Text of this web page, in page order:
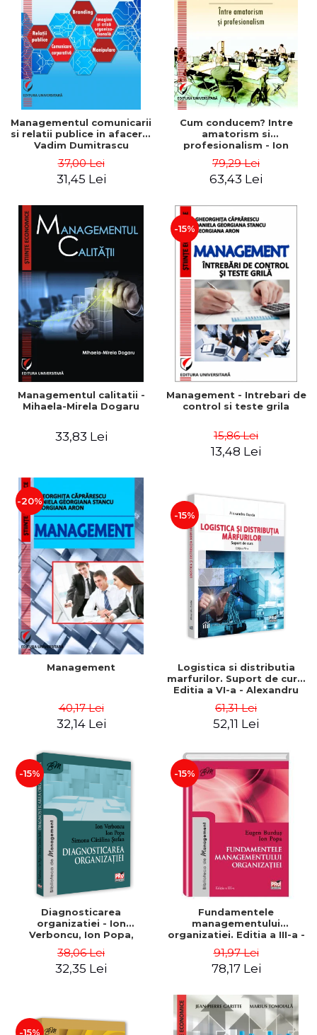
ADMINISTRATIVE
ȘTIINȚE ECONOMICE
ȘTIINȚE EXACTE
EDUCAȚIE FIZICĂ ȘI SPORT
PREUNIVERSITARIA
TIMP LIBER
ÎN CURS DE APARIȚIE
NOUTĂȚI
PACHETE DE STUDIU
PROMOȚIILE LUNII
ULTIMELE EXEMPLARE
Cum Cumpăr
Livrare
Politica de Retur
Formular de Retur
Distribuitori
Managementul comunicarii
si relatii publice in afaceri -
Vadim Dumitrascu
37,00 Lei
31,45 Lei
Cum conducem? Intre
amatorism si
profesionalism - Ion
79,29 Lei
63,43 Lei
Managementul calitatii -
Mihaela-Mirela Dogaru
33,83 Lei
-15%
Management - Intrebari de
control si teste grila
15,86 Lei
13,48 Lei
-20%
Management
40,17 Lei
32,14 Lei
-15%
Logistica si distributia
marfurilor. Suport de curs.
Editia a VI-a - Alexandru
61,31 Lei
52,11 Lei
-15%
Diagnosticarea
organizatiei - Ion
Verboncu, Ion Popa,
38,06 Lei
32,35 Lei
-15%
Fundamentele
managementului
organizatiei. Editia a III-a -
91,97 Lei
78,17 Lei
-15%